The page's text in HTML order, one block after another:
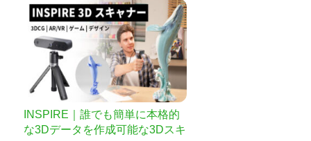
INSPIRE｜誰でも簡単に本格的
な3Dデータを作成可能な3Dスキ